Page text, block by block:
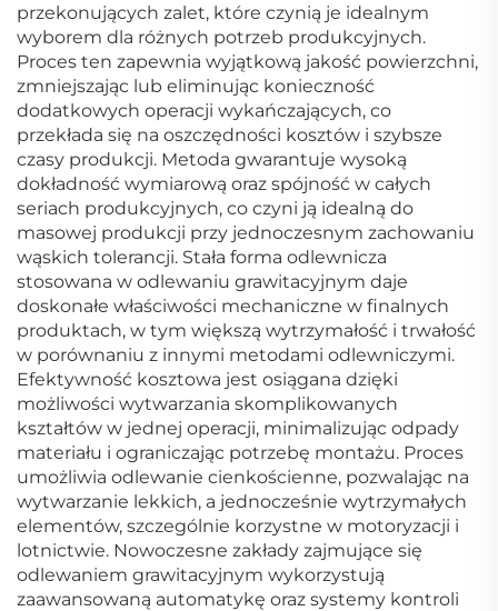
przekonujących zalet, które czynią je idealnym
wyborem dla różnych potrzeb produkcyjnych.
Proces ten zapewnia wyjątkową jakość powierzchni,
zmniejszając lub eliminując konieczność
dodatkowych operacji wykańczających, co
przekłada się na oszczędności kosztów i szybsze
czasy produkcji. Metoda gwarantuje wysoką
dokładność wymiarową oraz spójność w całych
seriach produkcyjnych, co czyni ją idealną do
masowej produkcji przy jednoczesnym zachowaniu
wąskich tolerancji. Stała forma odlewnicza
stosowana w odlewaniu grawitacyjnym daje
doskonałe właściwości mechaniczne w finalnych
produktach, w tym większą wytrzymałość i trwałość
w porównaniu z innymi metodami odlewniczymi.
Efektywność kosztowa jest osiągana dzięki
możliwości wytwarzania skomplikowanych
kształtów w jednej operacji, minimalizując odpady
materiału i ograniczając potrzebę montażu. Proces
umożliwia odlewanie cienkościenne, pozwalając na
wytwarzanie lekkich, a jednocześnie wytrzymałych
elementów, szczególnie korzystne w motoryzacji i
lotnictwie. Nowoczesne zakłady zajmujące się
odlewaniem grawitacyjnym wykorzystują
zaawansowaną automatykę oraz systemy kontroli